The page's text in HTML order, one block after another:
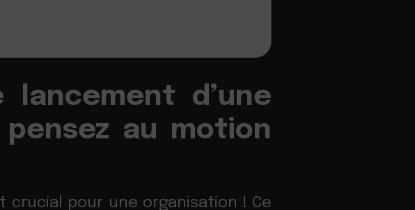
lancement d’une
au motion
crucial pour une organisation ! Ce